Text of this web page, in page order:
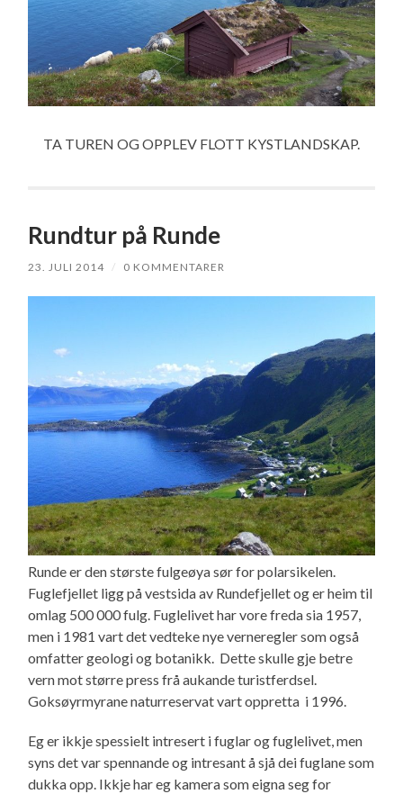
TA TUREN OG OPPLEV FLOTT KYSTLANDSKAP.
Rundtur på Runde
23. JULI 2014 / 0 KOMMENTARER
Runde er den største fulgeøya sør for polarsikelen.
Fuglefjellet ligg på vestsida av Rundefjellet og er heim til
omlag 500 000 fulg. Fuglelivet har vore freda sia 1957,
men i 1981 vart det vedteke nye verneregler som også
omfatter geologi og botanikk. Dette skulle gje betre
vern mot større press frå aukande turistferdsel.
Goksøyrmyrane naturreservat vart oppretta i 1996.
Eg er ikkje spessielt intresert i fuglar og fuglelivet, men
syns det var spennande og intresant å sjå dei fuglane som
dukka opp. Ikkje har eg kamera som eigna seg for